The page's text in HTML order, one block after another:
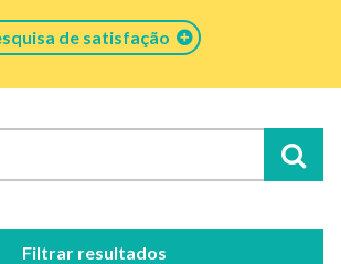
de satisfação
Filtrar resultados